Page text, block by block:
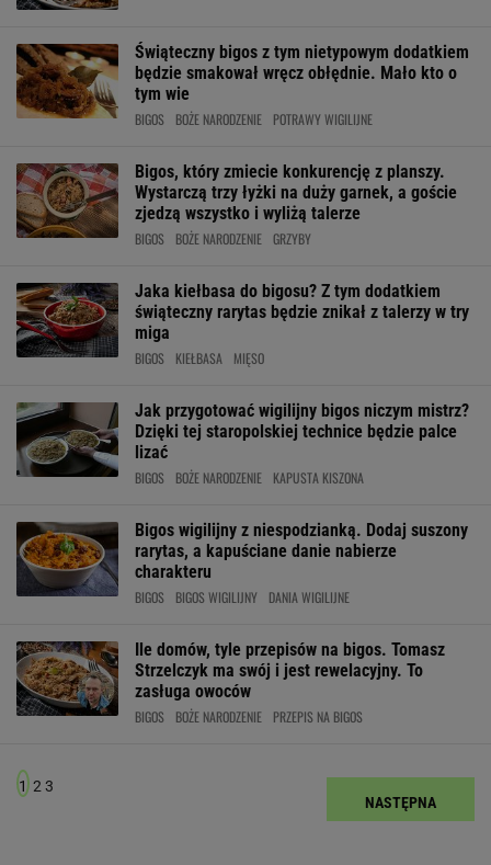
Świąteczny bigos z tym nietypowym dodatkiem
będzie smakował wręcz obłędnie. Mało kto o
tym wie
BIGOS BOŻE NARODZENIE POTRAWY WIGILIJNE
Bigos, który zmiecie konkurencję z planszy.
Wystarczą trzy łyżki na duży garnek, a goście
zjedzą wszystko i wyliżą talerze
BIGOS BOŻE NARODZENIE GRZYBY
Jaka kiełbasa do bigosu? Z tym dodatkiem
świąteczny rarytas będzie znikał z talerzy w try
miga
BIGOS KIEŁBASA MIĘSO
Jak przygotować wigilijny bigos niczym mistrz?
Dzięki tej staropolskiej technice będzie palce
lizać
BIGOS BOŻE NARODZENIE KAPUSTA KISZONA
Bigos wigilijny z niespodzianką. Dodaj suszony
rarytas, a kapuściane danie nabierze
charakteru
BIGOS BIGOS WIGILIJNY DANIA WIGILIJNE
Ile domów, tyle przepisów na bigos. Tomasz
Strzelczyk ma swój i jest rewelacyjny. To
zasługa owoców
BIGOS BOŻE NARODZENIE PRZEPIS NA BIGOS
1 2 3
NASTĘPNA